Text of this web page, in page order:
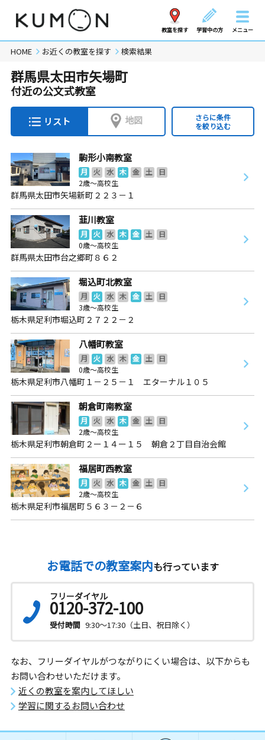
教室を探す 学習中の方 メニュー
HOME お近くの教室を探す 検索結果
群馬県太田市矢場町
付近の公文式教室
リスト 地図
さらに条件
を絞り込む
駒形小南教室
月 火 水 木 金 土
日
2歳～高校生
群馬県太田市矢場新町２２３－１
韮川教室
月 火 水 木 金 土
日
0歳～高校生
群馬県太田市台之郷町８６２
堀込町北教室
月 火 水 木 金 土
日
3歳～高校生
栃木県足利市堀込町２７２２－２
八幡町教室
月 火 水 木 金 土
日
0歳～高校生
栃木県足利市八幡町１－２５－１ エターナル１０５
朝倉町南教室
月 火 水 木 金 土
日
2歳～高校生
栃木県足利市朝倉町２ー１４ー１５ 朝倉２丁目自治会館
福居町西教室
月 火 水 木 金 土
日
2歳～高校生
栃木県足利市福居町５６３－２－６
お電話での教室案内も行っています
フリーダイヤル
0120-372-100
受付時間 9:30～17:30（土日、祝日除く）
なお、フリーダイヤルがつながりにくい場合は、以下からも
お問い合わせいただけます。
近くの教室を案内してほしい
学習に関するお問い合わせ